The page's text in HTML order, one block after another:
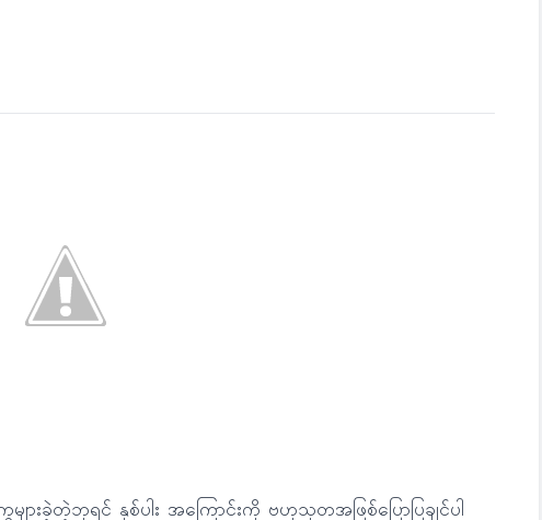
ားခဲ့တဲ့ဘုရင် နှစ်ပါး အကြောင်းကို ဗဟုသုတအဖြစ်ပြောပြချင်ပါ